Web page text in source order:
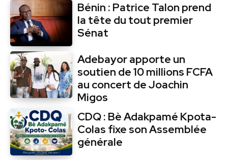
Bénin : Patrice Talon prend
la tête du tout premier
Sénat
Adebayor apporte un
soutien de 10 millions FCFA
au concert de Joachin
Migos
CDQ : Bè Adakpamé Kpota-
Colas fixe son Assemblée
générale